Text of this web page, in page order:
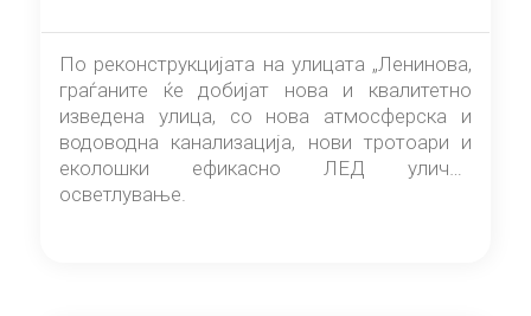
По реконструкцијата на улицата „Ленинова,
граѓаните ќе добијат нова и квалитетно
изведена улица, со нова атмосферска и
водоводна канализација, нови тротоари и
еколошки ефикасно ЛЕД улично
осветлување.